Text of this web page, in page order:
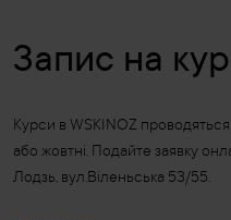
Запис на
Курси в WSKINOZ проводяться
або жовтні. Подайте заявку
Лодзь, вул.Віленьська 53/55.